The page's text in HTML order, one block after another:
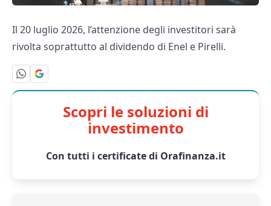
Il 20 luglio 2026, l’attenzione degli investitori sarà
rivolta soprattutto al dividendo di Enel e Pirelli.
Scopri le soluzioni di
investimento
Con tutti i certificate di Orafinanza.it